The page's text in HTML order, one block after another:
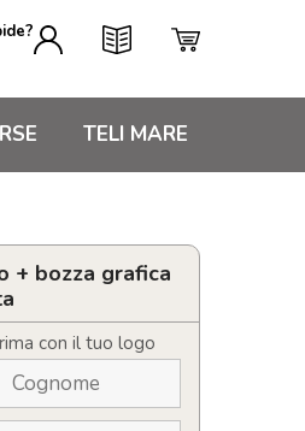
TELI MARE
+ bozza grafica
con il tuo logo